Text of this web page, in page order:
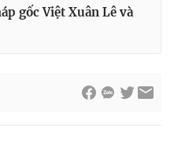
lòng Việt
gốc Việt Xuân Lê và